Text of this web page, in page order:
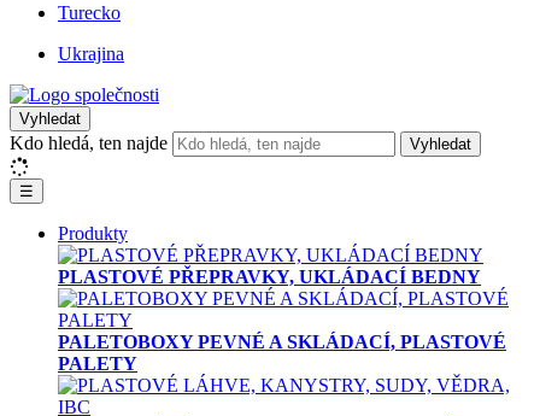
Turecko
Ukrajina
Vyhledat
Kdo hledá, ten najde Vyhledat
☰
Produkty
PLASTOVÉ PŘEPRAVKY, UKLÁDACÍ BEDNY
PALETOBOXY PEVNÉ A SKLÁDACÍ, PLASTOVÉ
PALETY